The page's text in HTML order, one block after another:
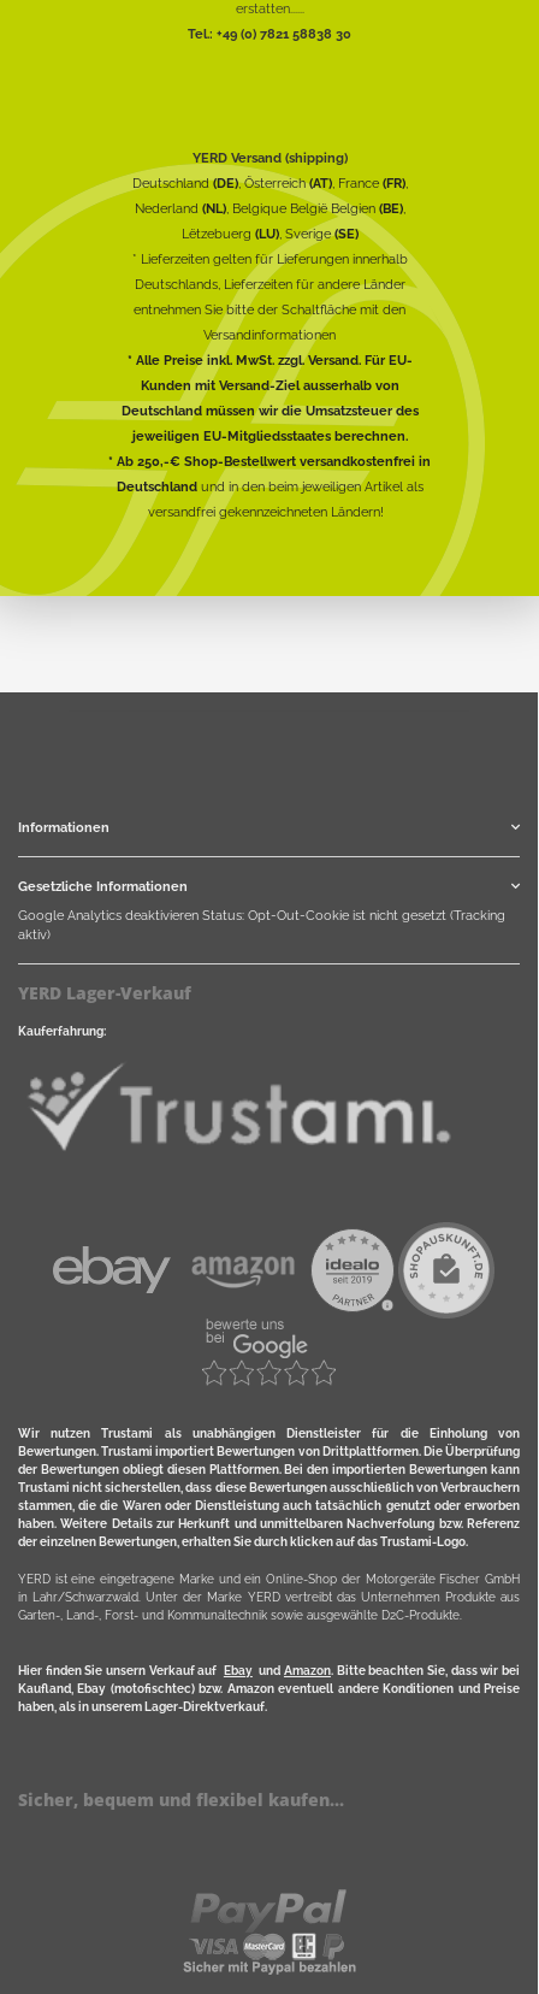
erstatten......
Tel.: +49 (0) 7821 58838 30
YERD Versand (shipping)
Deutschland(DE), Österreich(AT), France (FR),
Nederland (NL), Belgique België Belgien (BE),
Lëtzebuerg (LU), Sverige(SE)
* Lieferzeiten gelten für Lieferungen innerhalb
Deutschlands, Lieferzeiten für andere Länder
entnehmen Sie bitte der Schaltfläche mit den
Versandinformationen
* Alle Preise inkl. MwSt. zzgl. Versand. Für EU-
Kunden mit Versand-Ziel ausserhalb von
Deutschland müssen wir die Umsatzsteuer des
jeweiligen EU-Mitgliedsstaates berechnen.
* Ab 250,-€ Shop-Bestellwert versandkostenfrei in
Deutschlandund in den beim jeweiligen Artikel als
versandfrei gekennzeichneten Ländern!
Informationen
Gesetzliche Informationen
Google Analytics deaktivieren Status: Opt-Out-Cookie ist nicht gesetzt (Tracking
aktiv)
YERD Lager-Verkauf
Kauferfahrung:
Wir nutzen Trustami als unabhängigen Dienstleister für die Einholung von
Bewertungen. Trustami importiert Bewertungen von Drittplattformen. Die Überprüfung
der Bewertungen obliegt diesen Plattformen. Bei den importierten Bewertungen kann
Trustami nicht sicherstellen, dass diese Bewertungen ausschließlich von Verbrauchern
stammen, die die Waren oder Dienstleistung auch tatsächlich genutzt oder erworben
haben. Weitere Details zur Herkunft und unmittelbaren Nachverfolung bzw. Referenz
der einzelnen Bewertungen, erhalten Sie durch klicken auf das Trustami-Logo.
YERD ist eine eingetragene Marke und ein Online-Shop der Motorgeräte Fischer GmbH
in Lahr/Schwarzwald. Unter der Marke YERD vertreibt das Unternehmen Produkte aus
Garten-, Land-, Forst- und Kommunaltechnik sowie ausgewählte D2C-Produkte.
Hier finden Sie unsern Verkauf auf Ebayund Amazon. Bitte beachten Sie, dass wir bei
Kaufland, Ebay (motofischtec) bzw. Amazon eventuell andere Konditionen und Preise
haben, als in unserem Lager-Direktverkauf.
Sicher, bequem und flexibel kaufen...